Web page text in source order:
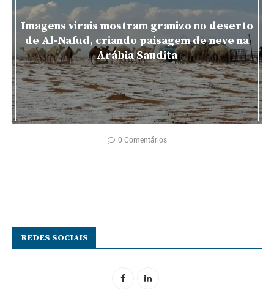
Imagens virais mostram granizo no deserto
de Al-Nafud, criando paisagem de neve na
Arábia Saudita
0 Comentários
REDES SOCIAIS